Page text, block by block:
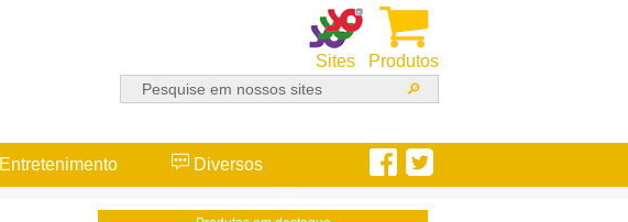
Produtos
Sites
Entretenimento Diversos